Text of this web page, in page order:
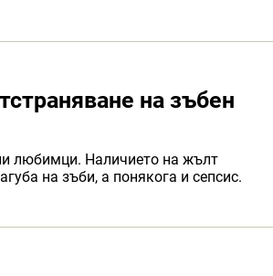
на зъбен
любимци. Наличието на жълт
на зъби, а понякога и сепсис.